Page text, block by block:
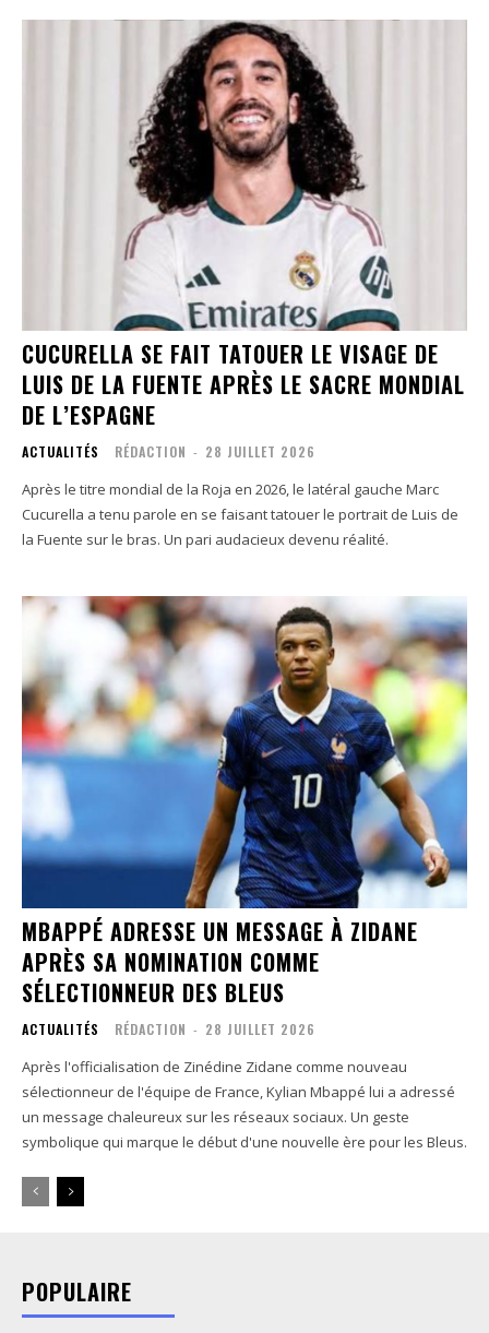
CUCURELLA SE FAIT TATOUER LE VISAGE DE
LUIS DE LA FUENTE APRÈS LE SACRE MONDIAL
DE L’ESPAGNE
ACTUALITÉS RÉDACTION - 28 JUILLET 2026
Après le titre mondial de la Roja en 2026, le latéral gauche Marc
Cucurella a tenu parole en se faisant tatouer le portrait de Luis de
la Fuente sur le bras. Un pari audacieux devenu réalité.
MBAPPÉ ADRESSE UN MESSAGE À ZIDANE
APRÈS SA NOMINATION COMME
SÉLECTIONNEUR DES BLEUS
ACTUALITÉS RÉDACTION - 28 JUILLET 2026
Après l'officialisation de Zinédine Zidane comme nouveau
sélectionneur de l'équipe de France, Kylian Mbappé lui a adressé
un message chaleureux sur les réseaux sociaux. Un geste
symbolique qui marque le début d'une nouvelle ère pour les Bleus.
POPULAIRE